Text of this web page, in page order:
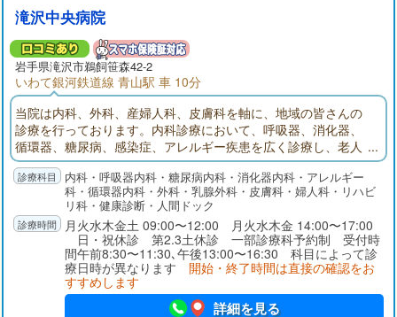
滝沢中央病院
岩手県滝沢市鵜飼笹森42-2
いわて銀河鉄道線 青山駅 車 10分
当院は内科、外科、産婦人科、皮膚科を軸に、地域の皆さんの
診療を行っております。内科診療において、呼吸器、消化器、
循環器、糖尿病、感染症、アレルギー疾患を広く診療し、老人
ホーム、老健施設、ケアハウス、デイサービス活動と連携し
て、生活介護支援から、入院加療まで、広く地域住民の方々の
健康的な生活に貢献しております。
内科・呼吸器内科・糖尿病内科・消化器内科・アレルギー
科・循環器内科・外科・乳腺外科・皮膚科・婦人科・リハビ
リ科・健康診断・人間ドック
月火水木金土 09:00〜12:00 月火水木金 14:00〜17:00
日・祝休診 第2.3土休診 一部診療科予約制 受付時
間午前8:30〜11:30､午後13:00〜16:30 科目によって診
療日時が異なります 開始・終了時間は直接の確認をお
すすめします
詳細を見る